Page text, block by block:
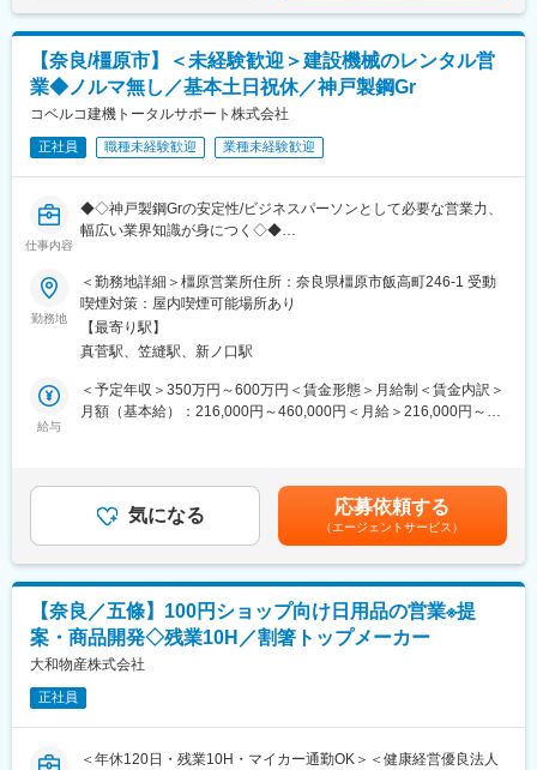
・継続取引が前提で、物売りというより、お客様の課題にあわせ
た提案営業となります。製品は4万点超あり、自社オリジナル製品
も開発しているため、顧客のニーズに合った提案が可能です
・工事現場で絶対的に必要とされる商品のため、ニーズが必ずあ
・現場の裁量が大きく、商品の値段を営業個人の判断で決められ
ます
■就業環境：
・全国に65の拠点があり地域密着で展開しているため、遠方の出
・18:45でシステムがシャットダウンとなることもあり、営業職の
残業平均は月16時間です。また、有給取得日数平均11.2日、男性
育休制度もあり、離職率は8.2％と業界内で低い水準となっており
ます
■教育体制：
研修に非常に力を入れており、合同研修のほか、3か月程度（業務
■キャリアパス：メンバー→主任→係長→所長というキャリアパス
があります。社員の自律性を重視しており、30代前半の若手でも
営業所長を目指せ、年齢社歴関係なく活躍できる環境です。成果
に応じて年収UPが可能です。
■組織風土：昭和44年創業と歴史はありますが、若手の社員も多
く活躍しています。財務状況は社内に共有され、社員全員が経営
に関わってほしいという文化があり、その背景からすべての株の7
割は社員持ち株制で社員が持っています
通じて上下する可能性があります。月給(月額)は固定手当を含めた
表記です。
【奈良/橿原市】＜未経験歓迎＞建設機械のレンタル営
業◆ノルマ無し／基本土日祝休／神戸製鋼Gr
コベルコ建機トータルサポート株式会社
正社員 職種未経験歓迎 業種未経験歓迎
仕事内容
◆◇神戸製鋼Grの安定性/ビジネスパーソンとして必要な営業力、
幅広い業界知識が身につく◇◆
業務をお任せいたします。
■業務内容：
既存顧客である建設業のお客様に対しての機械レンタルの提案・
受注・手配等を主に担当いただきます。1日に5～10件、会社へ訪
問するだけでなく現場に出向き現場監督への提案営業機会もござ
います。
(１)お客様の現場やオフィスの定期訪問による工事情報収集から追
■業務の特徴
＜豊富な商材＞
います。
■入社後の流れ：
降は電話応対や先輩に同行を行い営業として独り立ちを目指して
頂きます。ご本人の経験にもよりますが、だいたい1年程で自立し
勤務地
＜勤務地詳細＞橿原営業所住所：奈良県橿原市飯高町246-1 受動
喫煙対策：屋内喫煙可能場所あり
【最寄り駅】
真菅駅、笠縫駅、新ノ口駅
給与
＜予定年収＞350万円～600万円＜賃金形態＞月給制＜賃金内訳＞
月額（基本給）：216,000円～460,000円＜月給＞216,000円～
3.5ヶ月分賃金はあくまでも目安の金額であり、選考を通じて上下
する可能性があります。月給(月額)は固定手当を含めた表記です。
気になる 応募依頼する
（エージェントサービス）
【奈良／五條】100円ショップ向け日用品の営業※提
案・商品開発◇残業10H／割箸トップメーカー
大和物産株式会社
正社員
＜年休120日・残業10H・マイカー通勤OK＞＜健康経営優良法人